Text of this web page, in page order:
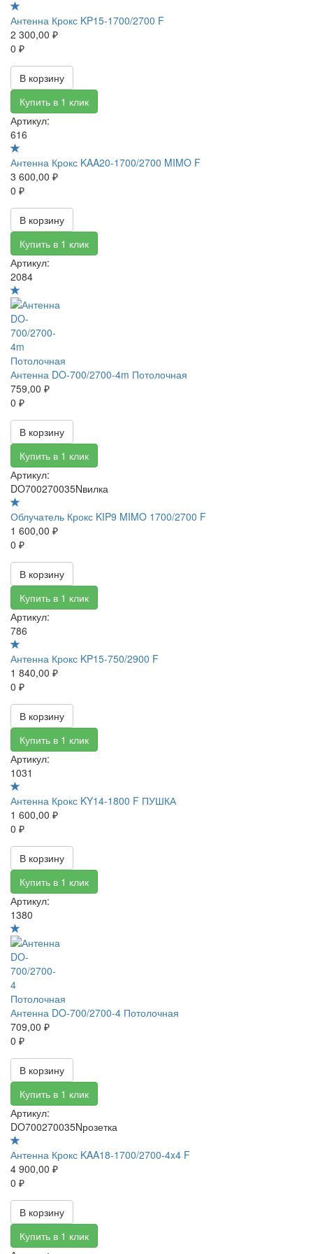
Антенна Крокс KP15-1700/2700 F
2 300,00 ₽
0 ₽
В корзину
Купить в 1 клик
Артикул:
616
Антенна Крокс KAA20-1700/2700 MIMO F
3 600,00 ₽
0 ₽
В корзину
Купить в 1 клик
Артикул:
2084
Антенна DO-700/2700-4m Потолочная
759,00 ₽
0 ₽
В корзину
Купить в 1 клик
Артикул:
DO700270035Nвилка
Облучатель Крокс KIP9 MIMO 1700/2700 F
1 600,00 ₽
0 ₽
В корзину
Купить в 1 клик
Артикул:
786
Антенна Крокс KP15-750/2900 F
1 840,00 ₽
0 ₽
В корзину
Купить в 1 клик
Артикул:
1031
Антенна Крокс KY14-1800 F ПУШКА
1 600,00 ₽
0 ₽
В корзину
Купить в 1 клик
Артикул:
1380
Антенна DO-700/2700-4 Потолочная
709,00 ₽
0 ₽
В корзину
Купить в 1 клик
Артикул:
DO700270035Nрозетка
Антенна Крокс KAA18-1700/2700-4x4 F
4 900,00 ₽
0 ₽
В корзину
Купить в 1 клик